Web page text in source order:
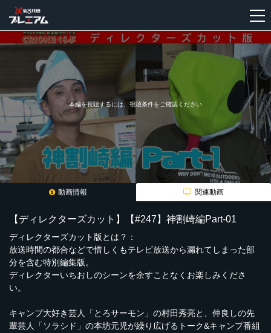
新
規
登
録
本編を視聴するには、視聴条件をご確認ください
動画情報 関連動画
【ディレクターズカット】【#247】神割崎編Part-01
ディレクターズカット版とは？：
放送時間の都合などで惜しくもテレビ放送から漏れてしまった部
分を含む特別編集版。
ディレクターいちおしのシーンを余すことなくお楽しみくださ
い。
キャンプ大好き芸人「とろサーモン」の村田秀亮と、仲良しの先
輩芸人「ソラシド」の本坊元児が繰り広げるトーク&キャンプ番組